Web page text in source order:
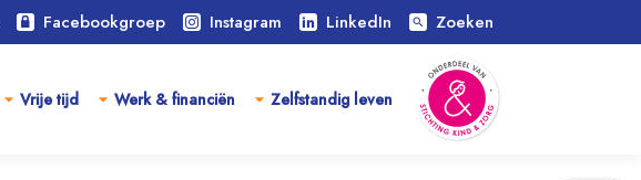
Facebookgroep Instagram LinkedIn search Zoeken
Vrije tijd Werk & financiën Zelfstandig leven